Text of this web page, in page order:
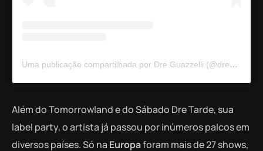
Uma publicação compartilhada por Dre Guazzelli (@dreguazzelli)
Além do Tomorrowland e do Sábado Dre Tarde, sua
label party, o artista já passou por inúmeros palcos em
diversos países. Só na Europaforam mais de 27 shows,